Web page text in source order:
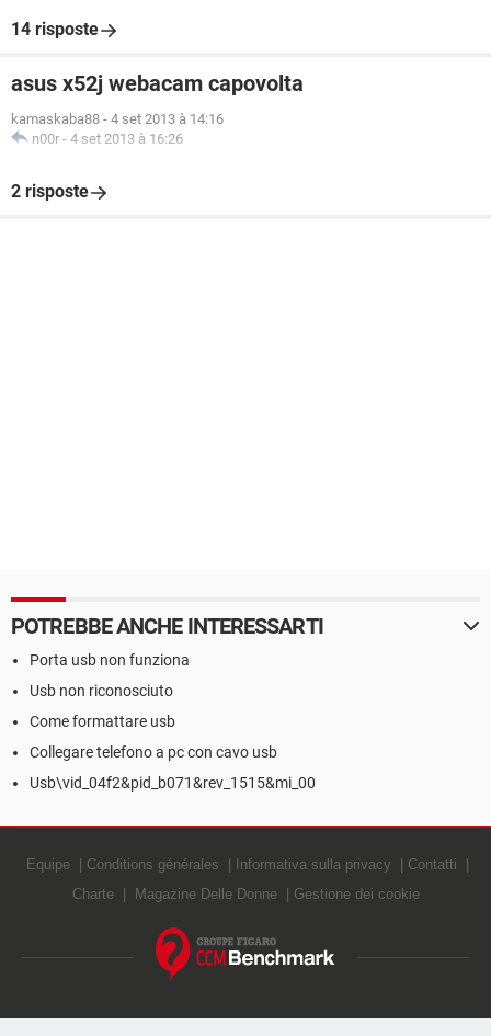
14 risposte
asus x52j webacam capovolta
kamaskaba88 - 4 set 2013 à 14:16
n00r - 4 set 2013 à 16:26
2 risposte
POTREBBE ANCHE INTERESSARTI
Porta usb non funziona
Usb non riconosciuto
Come formattare usb
Collegare telefono a pc con cavo usb
Usb\vid_04f2&pid_b071&rev_1515&mi_00
Equipe Conditions générales Informativa sulla privacy
Contatti
Charte
Magazine Delle Donne Gestione dei cookie